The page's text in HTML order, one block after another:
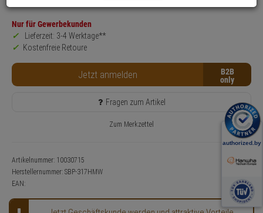
Nur für Gewerbekunden
Lieferzeit: 3-4 Werktage**
Kostenfreie Retoure
Jetzt anmelden B2B
Fragen zum Artikel
Zum Merkzettel
Artikelnummer: 10030715
Herstellernummer: SBP-317HMW
EAN: